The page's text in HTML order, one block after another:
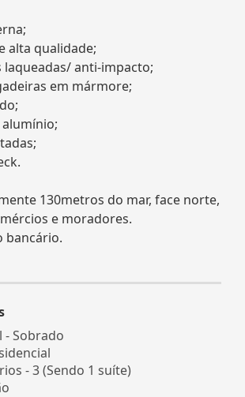
alta qualidade;
laqueadas/ anti-impacto;
em mármore;
130metros do mar, face norte,
e moradores.
bancário.
- Sobrado
- 3 (Sendo 1 suíte)